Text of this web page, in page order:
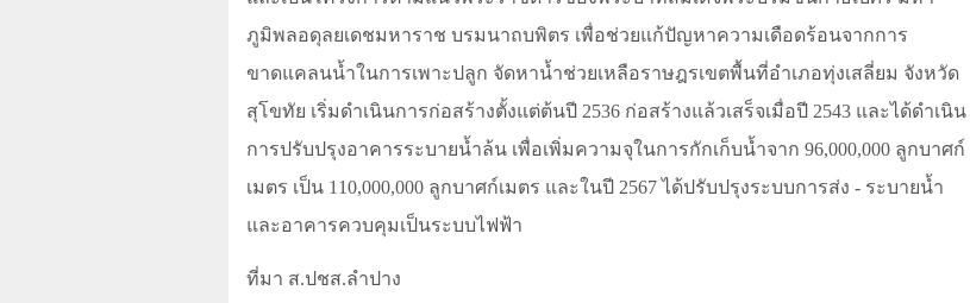
ภูมิพลอดุลยเดชมหาราช บรมนาถบพิตร เพื่อช่วยแก้ปัญหาความเดือดร้อนจากการ
ขาดแคลนน้ำในการเพาะปลูก จัดหาน้ำช่วยเหลือราษฎรเขตพื้นที่อำเภอทุ่งเสลี่ยม จังหวัด
สุโขทัย เริ่มดำเนินการก่อสร้างตั้งแต่ต้นปี 2536 ก่อสร้างแล้วเสร็จเมื่อปี 2543 และได้ดำเนิน
การปรับปรุงอาคารระบายน้ำล้น เพื่อเพิ่มความจุในการกักเก็บน้ำจาก 96,000,000 ลูกบาศก์
เมตร เป็น 110,000,000 ลูกบาศก์เมตร และในปี 2567 ได้ปรับปรุงระบบการส่ง - ระบายน้ำ
และอาคารควบคุมเป็นระบบไฟฟ้า
ที่มา ส.ปชส.ลำปาง